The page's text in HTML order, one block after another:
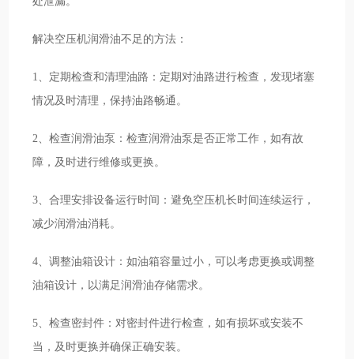
解决空压机润滑油不足的方法：
1、定期检查和清理油路：定期对油路进行检查，发现堵塞
情况及时清理，保持油路畅通。
2、检查润滑油泵：检查润滑油泵是否正常工作，如有故
障，及时进行维修或更换。
3、合理安排设备运行时间：避免空压机长时间连续运行，
减少润滑油消耗。
4、调整油箱设计：如油箱容量过小，可以考虑更换或调整
油箱设计，以满足润滑油存储需求。
5、检查密封件：对密封件进行检查，如有损坏或安装不
当，及时更换并确保正确安装。